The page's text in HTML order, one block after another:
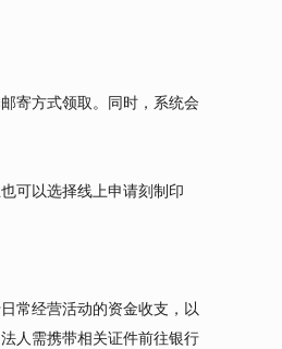
寄方式领取。同时，系统会
可以选择线上申请刻制印
常经营活动的资金收支，以
人需携带相关证件前往银行